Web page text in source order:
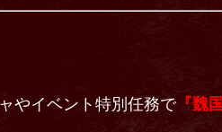
やイベント特別任務で『魏